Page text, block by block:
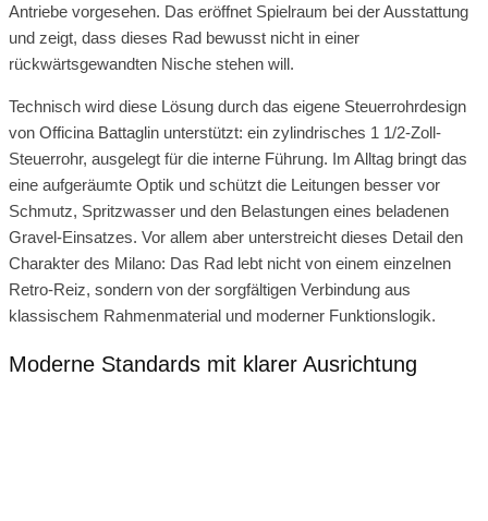
Antriebe vorgesehen. Das eröffnet Spielraum bei der Ausstattung
und zeigt, dass dieses Rad bewusst nicht in einer
rückwärtsgewandten Nische stehen will.
Technisch wird diese Lösung durch das eigene Steuerrohrdesign
von Officina Battaglin unterstützt: ein zylindrisches 1 1/2-Zoll-
Steuerrohr, ausgelegt für die interne Führung. Im Alltag bringt das
eine aufgeräumte Optik und schützt die Leitungen besser vor
Schmutz, Spritzwasser und den Belastungen eines beladenen
Gravel-Einsatzes. Vor allem aber unterstreicht dieses Detail den
Charakter des Milano: Das Rad lebt nicht von einem einzelnen
Retro-Reiz, sondern von der sorgfältigen Verbindung aus
klassischem Rahmenmaterial und moderner Funktionslogik.
Moderne Standards mit klarer Ausrichtung